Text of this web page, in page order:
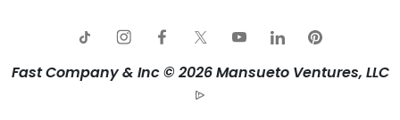
Fast Company & Inc © 2026 Mansueto Ventures, LLC